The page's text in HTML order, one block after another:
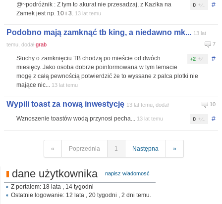
#
0
@~podróżnik : Z tym to akurat nie przesadzaj, z Kazika na
Zamek jest np. 10 i 3. 13 lat temu
Podobno mają zamknąć tb king, a niedawno mk... 13 lat
temu, dodał grab 7
#
+2
Słuchy o zamknięciu TB chodzą po mieście od dwóch
miesięcy. Jako osoba dobrze poinformowana w tym temacie
mogę z całą pewnością potwierdzić że to wyssane z palca plotki nie
mające nic... 13 lat temu
Wypili toast za nową inwestycję 13 lat temu, dodał 10
#
0
Wznoszenie toastów wodą przynosi pecha... 13 lat temu
« Poprzednia 1 Następna »
dane użytkownika napisz wiadomosć
Z portalem: 18 lata , 14 tygodni
Ostatnie logowanie: 12 lata , 20 tygodni , 2 dni temu.